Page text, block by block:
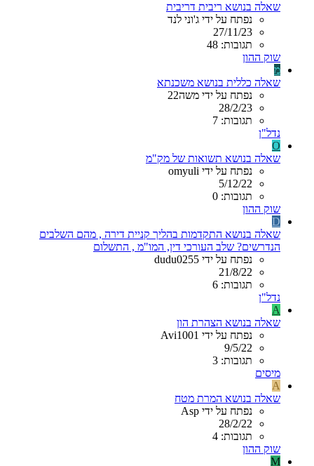
שאלה בנושא ריבית דריבית
נפתח על ידי ג'וני לנד
27/11/23
תגובות: 48
שוק ההון
מ
שאלה כללית בנושא משכנתא
נפתח על ידי משה22
28/2/23
תגובות: 7
נדל"ן
O
שאלה בנושא תשואות של מק"מ
נפתח על ידי omyuli
5/12/22
תגובות: 0
שוק ההון
D
שאלה בנושא התקדמות בהליך קניית דירה , מהם השלבים
הנדרשים? שלב העורכי דין, המו"מ , התשלום
נפתח על ידי dudu0255
21/8/22
תגובות: 6
נדל"ן
A
שאלה בנושא הצהרת הון
נפתח על ידי Avi1001
9/5/22
תגובות: 3
מיסים
A
שאלה בנושא המרת מטח
נפתח על ידי Asp
28/2/22
תגובות: 4
שוק ההון
M